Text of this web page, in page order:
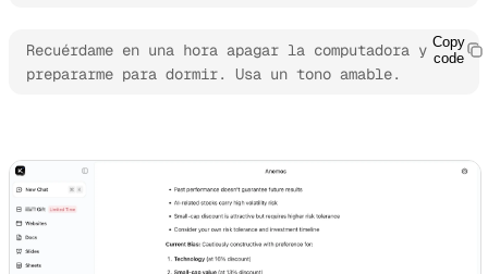
Recuérdame en una hora apagar la computadora y
prepararme para dormir. Usa un tono amable.
Copy
code